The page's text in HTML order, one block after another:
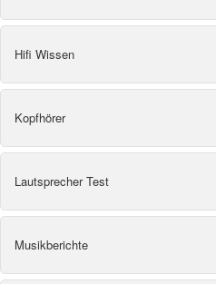
Hifi Wissen
Kopfhörer
Lautsprecher Test
Musikberichte